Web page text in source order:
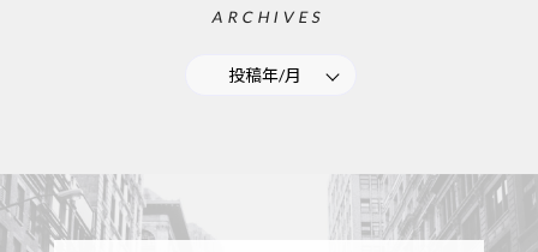
ARCHIVES
投稿年/月